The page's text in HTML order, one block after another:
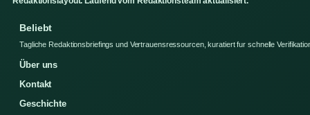
Beliebt
Tagliche Redaktionsbriefings und Vertrauensressourcen, kuratiert fur schnelle
Über uns
Kontakt
Geschichte